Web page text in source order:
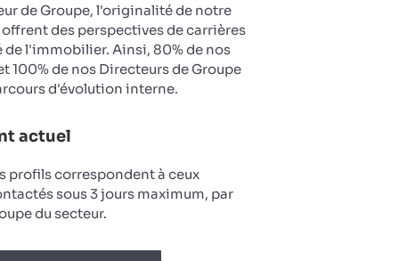
de Groupe, l'originalité de notre
des perspectives de carrières
de l'immobilier. Ainsi, 80% de nos
100% de nos Directeurs de Groupe
d'évolution interne.
actuel
profils correspondent à ceux
sous 3 jours maximum, par
du secteur.